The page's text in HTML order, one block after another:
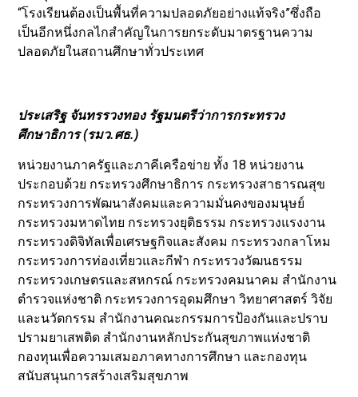
“โรงเรียนต้องเป็นพื้นที่ความปลอดภัยอย่างแท้จริง”ซึ่งถือ
เป็นอีกหนึ่งกลไกสำคัญในการยกระดับมาตรฐานความ
ปลอดภัยในสถานศึกษาทั่วประเทศ
ประเสริฐ จันทรรวงทอง รัฐมนตรีว่าการกระทรวง
ศึกษาธิการ (รมว.ศธ.)
หน่วยงานภาครัฐและภาคีเครือข่าย ทั้ง 18 หน่วยงาน
ประกอบด้วย กระทรวงศึกษาธิการ กระทรวงสาธารณสุข
กระทรวงการพัฒนาสังคมและความมั่นคงของมนุษย์
กระทรวงมหาดไทย กระทรวงยุติธรรม กระทรวงแรงงาน
กระทรวงดิจิทัลเพื่อเศรษฐกิจและสังคม กระทรวงกลาโหม
กระทรวงการท่องเที่ยวและกีฬา กระทรวงวัฒนธรรม
กระทรวงเกษตรและสหกรณ์ กระทรวงคมนาคม สำนักงาน
ตำรวจแห่งชาติ กระทรวงการอุดมศึกษา วิทยาศาสตร์ วิจัย
และนวัตกรรม สำนักงานคณะกรรมการป้องกันและปราบ
ปรามยาเสพติด สำนักงานหลักประกันสุขภาพแห่งชาติ
กองทุนเพื่อความเสมอภาคทางการศึกษา และกองทุน
สนับสนุนการสร้างเสริมสุขภาพ